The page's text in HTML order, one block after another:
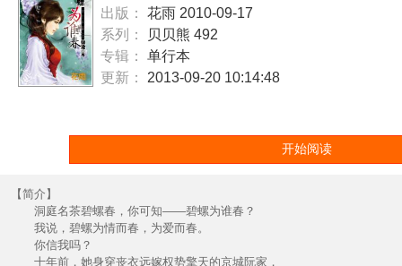
出版：
花雨 2010-09-17
系列：
贝贝熊 492
专辑：
单行本
更新：
2013-09-20 10:14:48
开始阅读
【简介】
洞庭名茶碧螺春，你可知——碧螺为谁春？
我说，碧螺为情而春，为爱而春。
你信我吗？
十年前，她身穿丧衣远嫁权势擎天的京城阮家，